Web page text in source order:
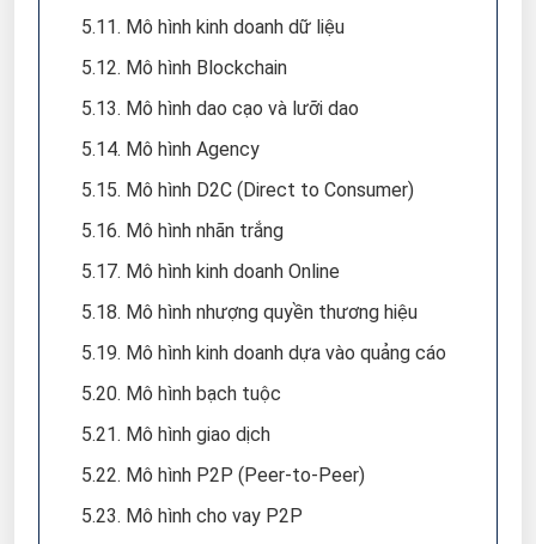
5.11. Mô hình kinh doanh dữ liệu
5.12. Mô hình Blockchain
5.13. Mô hình dao cạo và lưỡi dao
5.14. Mô hình Agency
5.15. Mô hình D2C (Direct to Consumer)
5.16. Mô hình nhãn trắng
5.17. Mô hình kinh doanh Online
5.18. Mô hình nhượng quyền thương hiệu
5.19. Mô hình kinh doanh dựa vào quảng cáo
5.20. Mô hình bạch tuộc
5.21. Mô hình giao dịch
5.22. Mô hình P2P (Peer-to-Peer)
5.23. Mô hình cho vay P2P